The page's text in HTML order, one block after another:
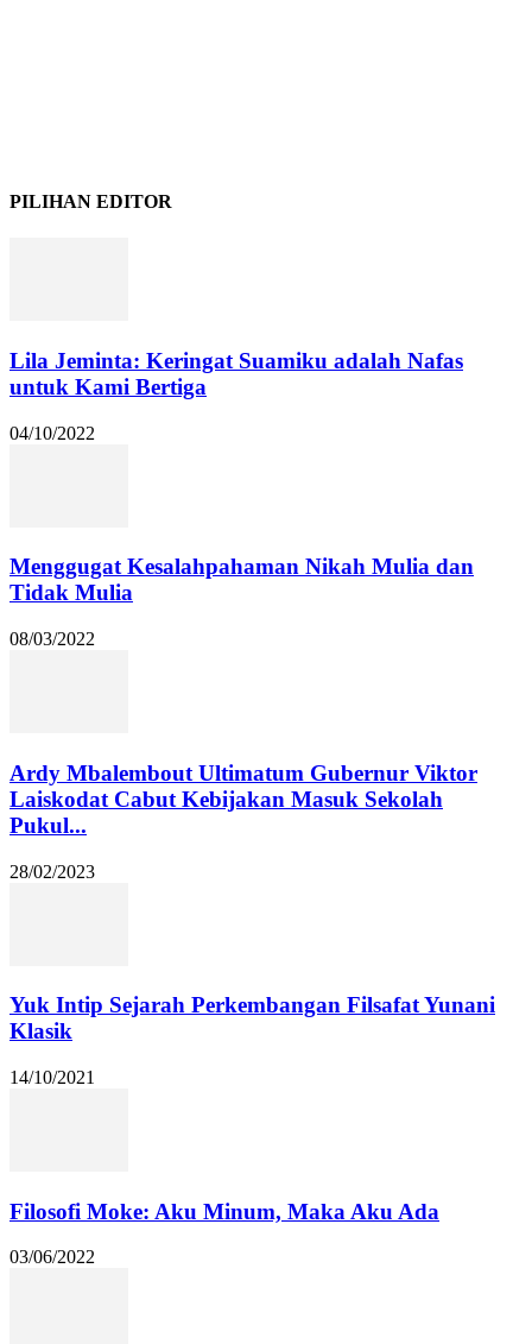
PILIHAN EDITOR
Lila Jeminta: Keringat Suamiku adalah Nafas
untuk Kami Bertiga
04/10/2022
Menggugat Kesalahpahaman Nikah Mulia dan
Tidak Mulia
08/03/2022
Ardy Mbalembout Ultimatum Gubernur Viktor
Laiskodat Cabut Kebijakan Masuk Sekolah
Pukul...
28/02/2023
Yuk Intip Sejarah Perkembangan Filsafat Yunani
Klasik
14/10/2021
Filosofi Moke: Aku Minum, Maka Aku Ada
03/06/2022